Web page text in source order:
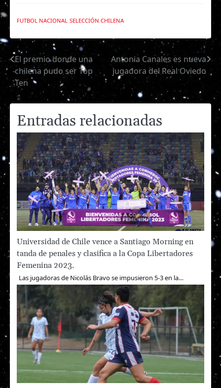
FUTBOL NACIONAL SELECCIÓN CHILENA
Navegación
de
entradas
El premio donde una
chilena pudo ser Top
Ten
Antonia Canales es nueva
jugadora del Real Oviedo
Entradas relacionadas
Universidad de Chile vence a Santiago Morning en
tanda de penales y clasifica a la Copa Libertadores
Femenina 2023.
Las jugadoras de Nicolás Bravo se impusieron 5-3 en la…